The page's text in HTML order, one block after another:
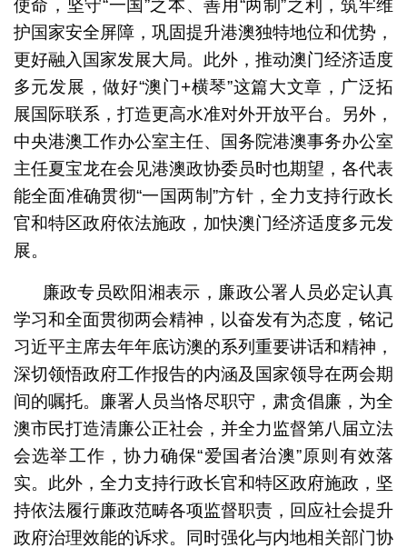
使命，坚守“一国”之本、善用“两制”之利，筑牢维
护国家安全屏障，巩固提升港澳独特地位和优势，
更好融入国家发展大局。此外，推动澳门经济适度
多元发展，做好“澳门+横琴”这篇大文章，广泛拓
展国际联系，打造更高水准对外开放平台。另外，
中央港澳工作办公室主任、国务院港澳事务办公室
主任夏宝龙在会见港澳政协委员时也期望，各代表
能全面准确贯彻“一国两制”方针，全力支持行政长
官和特区政府依法施政，加快澳门经济适度多元发
展。
廉政专员欧阳湘表示，廉政公署人员必定认真
学习和全面贯彻两会精神，以奋发有为态度，铭记
习近平主席去年年底访澳的系列重要讲话和精神，
深切领悟政府工作报告的内涵及国家领导在两会期
间的嘱托。廉署人员当恪尽职守，肃贪倡廉，为全
澳市民打造清廉公正社会，并全力监督第八届立法
会选举工作，协力确保“爱国者治澳”原则有效落
实。此外，全力支持行政长官和特区政府施政，坚
持依法履行廉政范畴各项监督职责，回应社会提升
政府治理效能的诉求。同时强化与内地相关部门协